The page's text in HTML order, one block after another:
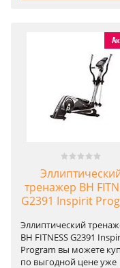
тренажер BH
G2391 Inspirit
Эллиптический
BH FITNESS G2391
Program вы можете
по выгодной цене уже